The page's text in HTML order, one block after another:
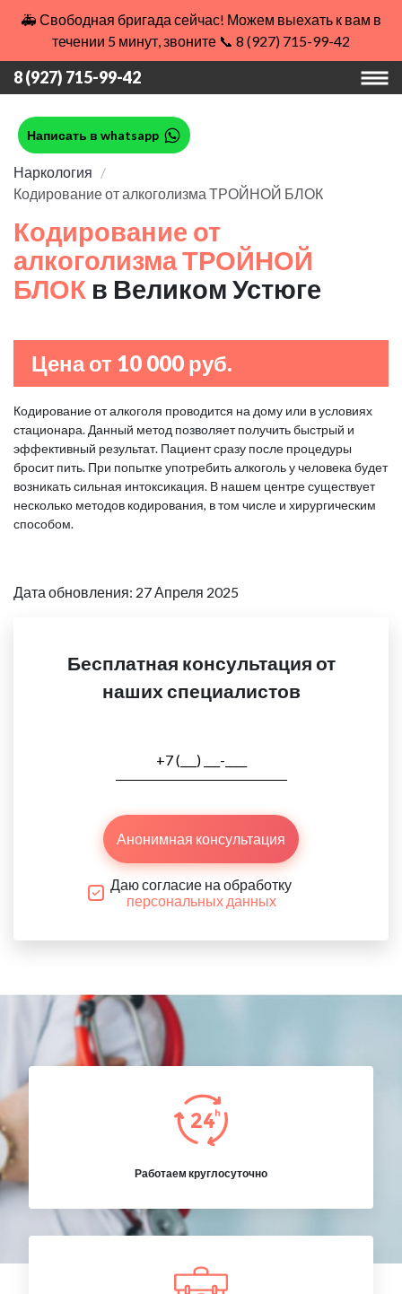
🚑 Свободная бригада сейчас! Можем выехать к вам в
течении 5 минут, звоните 📞 8 (927) 715-99-42
8 (927) 715-99-42
Написать в whatsapp
Наркология
Кодирование от алкоголизма ТРОЙНОЙ БЛОК
Кодирование от
алкоголизма ТРОЙНОЙ
БЛОК в Великом Устюге
Цена от 10 000 руб.
Кодирование от алкоголя проводится на дому или в условиях
стационара. Данный метод позволяет получить быстрый и
эффективный результат. Пациент сразу после процедуры
бросит пить. При попытке употребить алкоголь у человека будет
возникать сильная интоксикация. В нашем центре существует
несколько методов кодирования, в том числе и хирургическим
способом.
Дата обновления: 27 Апреля 2025
Бесплатная консультация от
наших специалистов
Анонимная консультация
Даю согласие на обработку
персональных данных
Работаем круглосуточно